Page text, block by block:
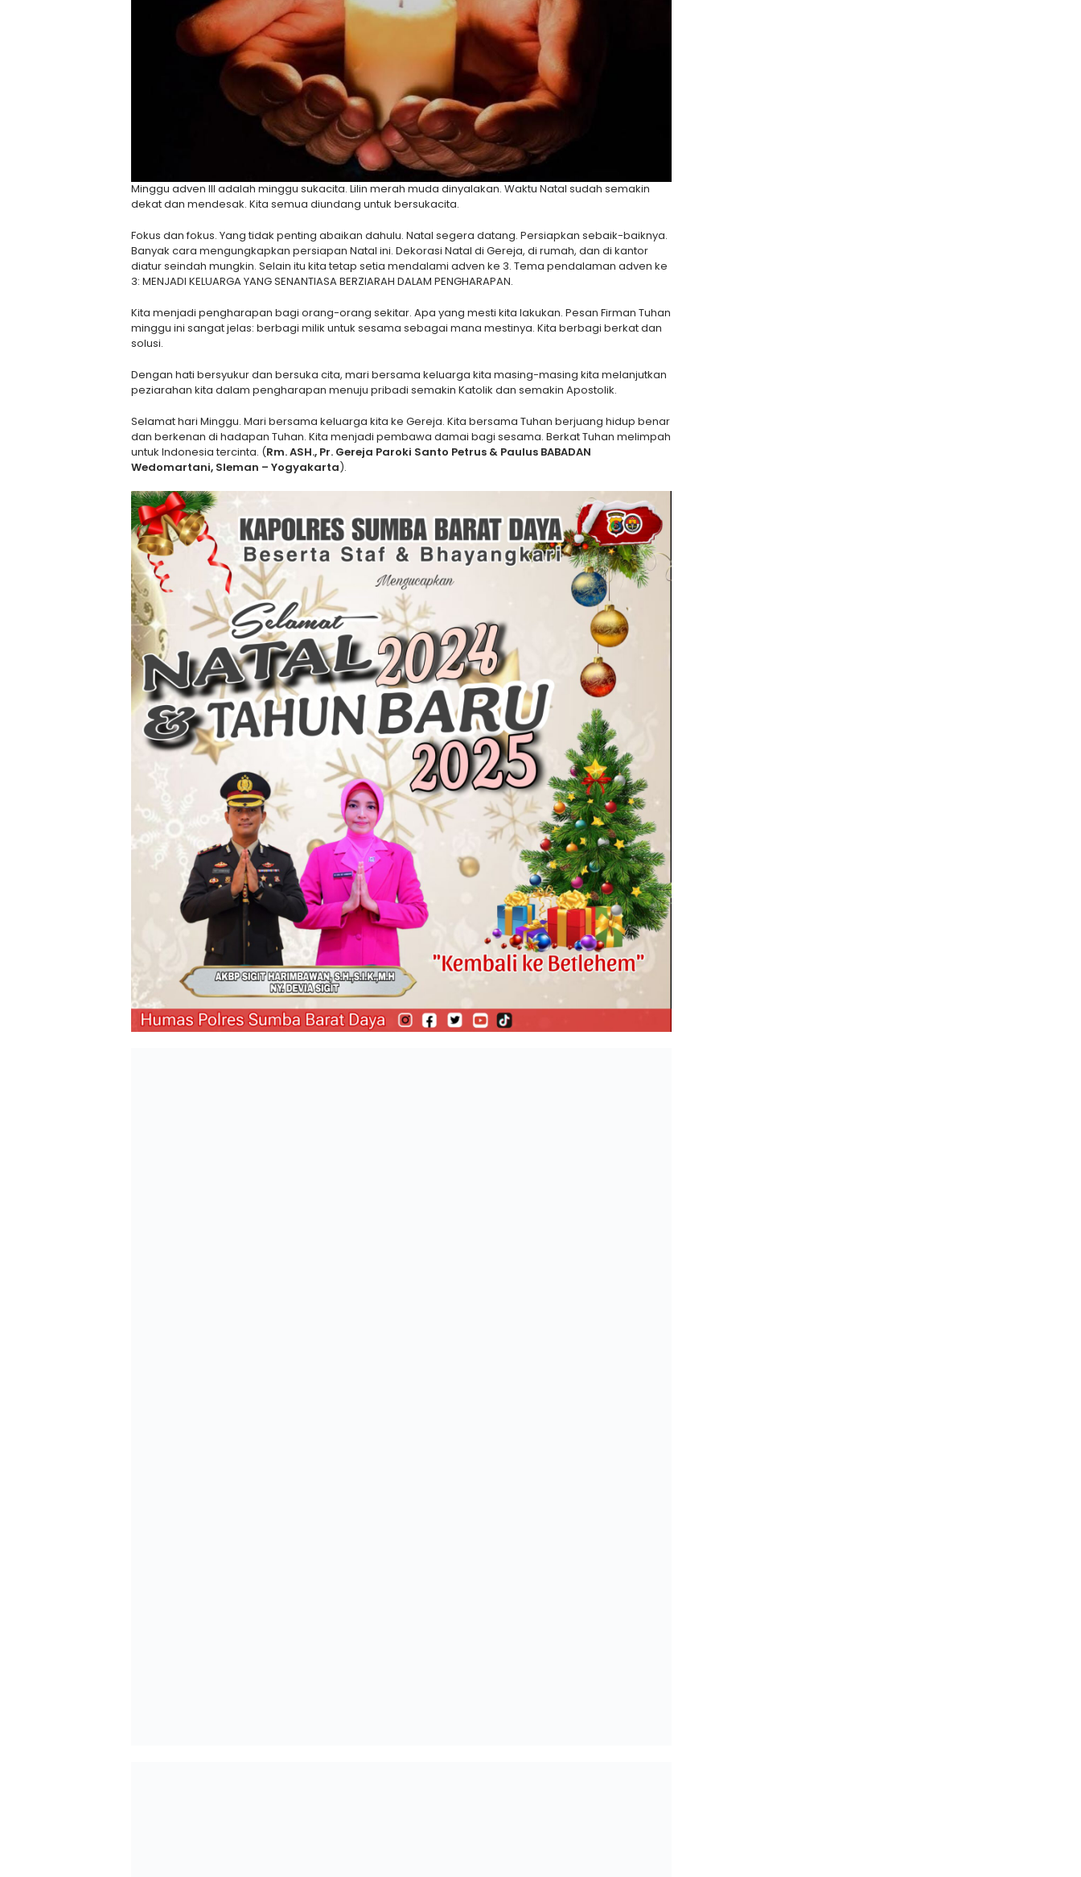
Minggu adven III adalah minggu sukacita. Lilin merah muda dinyalakan. Waktu Natal sudah semakin
dekat dan mendesak. Kita semua diundang untuk bersukacita.
Fokus dan fokus. Yang tidak penting abaikan dahulu. Natal segera datang. Persiapkan sebaik-baiknya.
Banyak cara mengungkapkan persiapan Natal ini. Dekorasi Natal di Gereja, di rumah, dan di kantor
diatur seindah mungkin. Selain itu kita tetap setia mendalami adven ke 3. Tema pendalaman adven ke
3: MENJADI KELUARGA YANG SENANTIASA BERZIARAH DALAM PENGHARAPAN.
Kita menjadi pengharapan bagi orang-orang sekitar. Apa yang mesti kita lakukan. Pesan Firman Tuhan
minggu ini sangat jelas: berbagi milik untuk sesama sebagai mana mestinya. Kita berbagi berkat dan
solusi.
Dengan hati bersyukur dan bersuka cita, mari bersama keluarga kita masing-masing kita melanjutkan
peziarahan kita dalam pengharapan menuju pribadi semakin Katolik dan semakin Apostolik.
Selamat hari Minggu. Mari bersama keluarga kita ke Gereja. Kita bersama Tuhan berjuang hidup benar
dan berkenan di hadapan Tuhan. Kita menjadi pembawa damai bagi sesama. Berkat Tuhan melimpah
untuk Indonesia tercinta. (Rm. ASH., Pr. Gereja Paroki Santo Petrus & Paulus BABADAN
Wedomartani, Sleman – Yogyakarta).